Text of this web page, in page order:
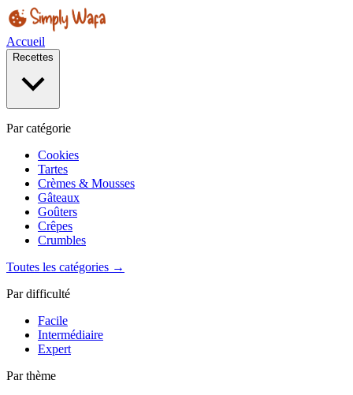
Accueil
Recettes
Par catégorie
Cookies
Tartes
Crèmes & Mousses
Gâteaux
Goûters
Crêpes
Crumbles
Toutes les catégories →
Par difficulté
Facile
Intermédiaire
Expert
Par thème